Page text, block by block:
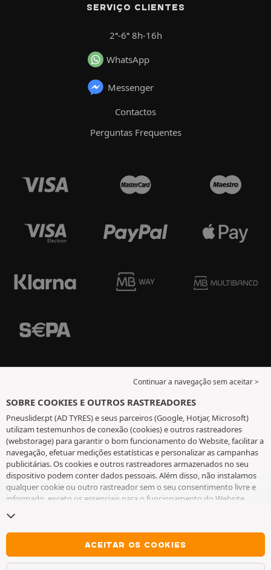
SERVIÇO CLIENTES
2ª-6ª 8h-16h
WhatsApp
Messenger
Contactos
Perguntas Frequentes
Continuar a navegação sem aceitar >
SOBRE COOKIES E OUTROS RASTREADORES
Pneuslider.pt (AD TYRES) e seus parceiros (Google, Hotjar, Microsoft)
utilizam testemunhos de conexão (cookies) e outros rastreadores
(webstorage) para garantir o bom funcionamento do Website, facilitar a
navegação, efetuar medições estatísticas e personalizar as campanhas
publicitárias. Os cookies e outros rastreadores armazenados no seu
dispositivo podem conter dados pessoais. Além disso, não instalamos
qualquer cookie ou outro rastreador sem o seu consentimento livre e
informado, exceto os essenciais para o funcionamento do Website.
consentimento a qualquer momento, ao aceder à
outros rastreadores. Pode optar por continuar a navegar sem aceitar a
instalação de cookies ou outros rastreadores. A recusa não prejudica o
acesso aos serviços AD TYRES. Para obter mais informações, consultea
página de cookies e outros rastreadores
ACEITAR OS COOKIES